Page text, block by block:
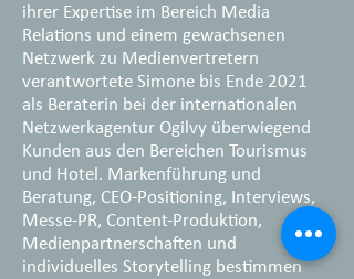
ihrer Expertise im Bereich Media
Relations und einem gewachsenen
Netzwerk zu Medienvertretern
verantwortete Simone bis Ende 2021
als Beraterin bei der internationalen
Netzwerkagentur Ogilvy überwiegend
Kunden aus den Bereichen Tourismus
und Hotel. Markenführung und
Beratung, CEO-Positioning, Interviews,
Messe-PR, Content-Produktion,
Medienpartnerschaften und
individuelles Storytelling bestimmen